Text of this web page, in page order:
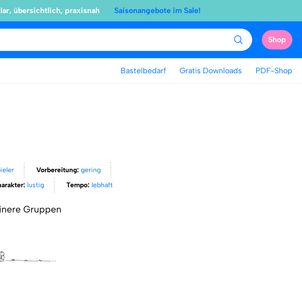
übersichtlich, praxisnah Saisonangebote im Sale!
Shop
Bastelbedarf Gratis Downloads PDF-Shop
Vorbereitung:gering
lustig Tempo: lebhaft
Gruppen